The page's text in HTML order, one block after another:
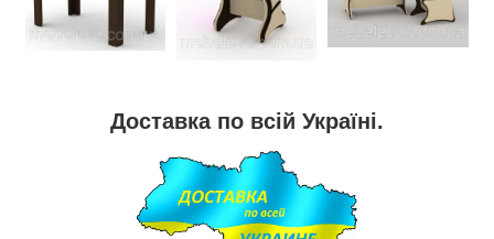
Доставка по всій Україні.